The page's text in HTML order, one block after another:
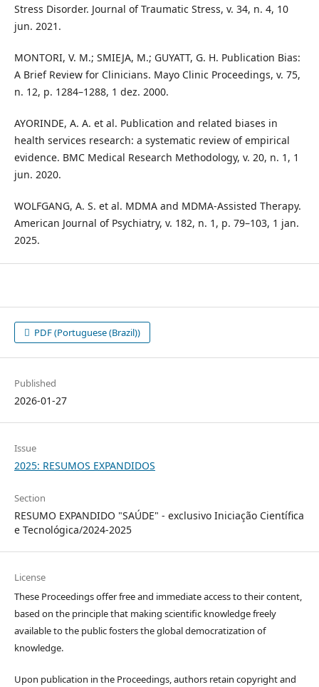
Stress Disorder. Journal of Traumatic Stress, v. 34, n. 4, 10
jun. 2021.
MONTORI, V. M.; SMIEJA, M.; GUYATT, G. H. Publication Bias:
A Brief Review for Clinicians. Mayo Clinic Proceedings, v. 75,
n. 12, p. 1284–1288, 1 dez. 2000.
AYORINDE, A. A. et al. Publication and related biases in
health services research: a systematic review of empirical
evidence. BMC Medical Research Methodology, v. 20, n. 1, 1
jun. 2020.
WOLFGANG, A. S. et al. MDMA and MDMA-Assisted Therapy.
American Journal of Psychiatry, v. 182, n. 1, p. 79–103, 1 jan.
2025.
PDF (Portuguese (Brazil))
Published
2026-01-27
Issue
2025: RESUMOS EXPANDIDOS
Section
RESUMO EXPANDIDO "SAÚDE" - exclusivo Iniciação Científica
e Tecnológica/2024-2025
License
These Proceedings offer free and immediate access to their content,
based on the principle that making scientific knowledge freely
available to the public fosters the global democratization of
knowledge.
Upon publication in the Proceedings, authors retain copyright and